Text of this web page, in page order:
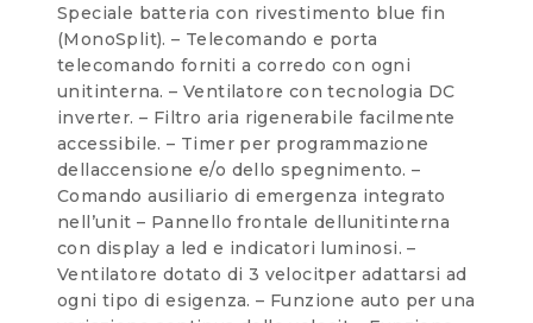
Speciale batteria con rivestimento blue fin
(MonoSplit). – Telecomando e porta
telecomando forniti a corredo con ogni
unitinterna. – Ventilatore con tecnologia DC
inverter. – Filtro aria rigenerabile facilmente
accessibile. – Timer per programmazione
dellaccensione e/o dello spegnimento. –
Comando ausiliario di emergenza integrato
nell’unit – Pannello frontale dellunitinterna
con display a led e indicatori luminosi. –
Ventilatore dotato di 3 velocitper adattarsi ad
ogni tipo di esigenza. – Funzione auto per una